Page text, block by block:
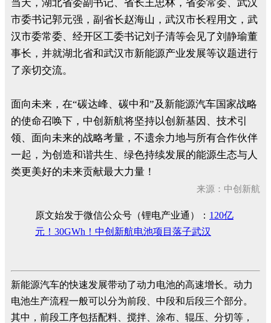
当天，湖北省委副书记、省长王忠林，省委常委、武汉
市委书记郭元强，副省长赵海山，武汉市长程用文，武
汉市委常委、经开区工委书记刘子清等会见了刘静瑜董
事长，并就湖北省和武汉市新能源产业发展等议题进行
了亲切交流。
面向未来，在“碳达峰、碳中和”及新能源汽车国家战略
的使命召唤下，中创新航将坚持以创新基因、技术引
领、面向未来的战略考量，不遗余力地与所有合作伙伴
一起，为创造和谐共生、绿色持续发展的能源生态与人
类更美好的未来贡献最大力量！
来源：中创新航
原文始发于微信公众号（锂电产业通）： 120亿
元！30GWh！中创新航电池项目落子武汉
新能源汽车的快速发展带动了动力电池的高速增长。动力
电池生产流程一般可以分为前段、中段和后段三个部分。
其中，前段工序包括配料、搅拌、涂布、辊压、分切等，